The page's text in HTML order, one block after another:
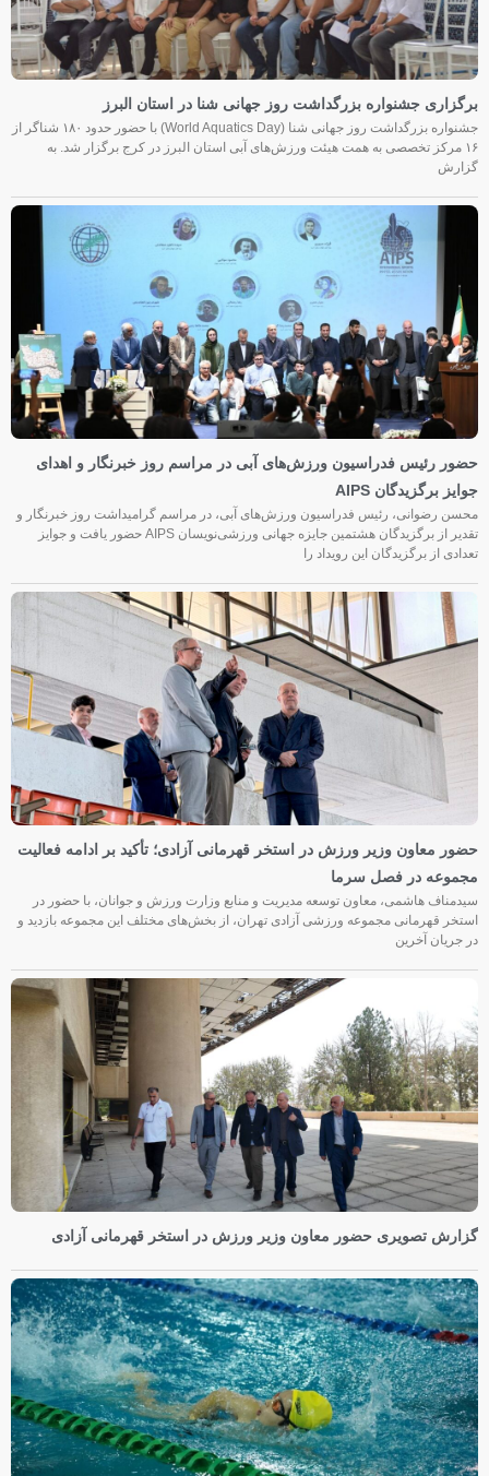
برگزاری جشنواره بزرگداشت روز جهانی شنا در استان البرز
جشنواره بزرگداشت روز جهانی شنا (World Aquatics Day) با حضور حدود ۱۸۰ شناگر از
۱۶ مرکز تخصصی به همت هیئت ورزش‌های آبی استان البرز در کرج برگزار شد. به
گزارش
حضور رئیس فدراسیون ورزش‌های آبی در مراسم روز خبرنگار و اهدای
جوایز برگزیدگان AIPS
محسن رضوانی، رئیس فدراسیون ورزش‌های آبی، در مراسم گرامیداشت روز خبرنگار و
تقدیر از برگزیدگان هشتمین جایزه جهانی ورزشی‌نویسان AIPS حضور یافت و جوایز
تعدادی از برگزیدگان این رویداد را
حضور معاون وزیر ورزش در استخر قهرمانی آزادی؛ تأکید بر ادامه فعالیت
مجموعه در فصل سرما
سیدمناف هاشمی، معاون توسعه مدیریت و منابع وزارت ورزش و جوانان، با حضور در
استخر قهرمانی مجموعه ورزشی آزادی تهران، از بخش‌های مختلف این مجموعه بازدید و
در جریان آخرین
گزارش تصویری حضور معاون وزیر ورزش در استخر قهرمانی آزادی